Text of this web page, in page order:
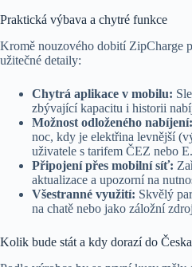
Praktická výbava a chytré funkce
Kromě nouzového dobití ZipCharge
užitečné detaily:
Chytrá aplikace v mobilu:
zbývající kapacitu i historii
Možnost odloženého nabíjení:
noc, kdy je elektřina levnější
uživatele s tarifem ČEZ nebo
Připojení přes mobilní síť:
aktualizace a upozorní na
Všestranné využití: Skvělý
na chatě nebo jako záložní
Kolik bude stát a kdy dorazí do